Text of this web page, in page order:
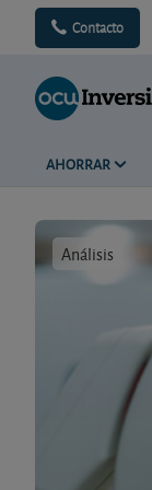
Contacto
AHORRAR
Análisis